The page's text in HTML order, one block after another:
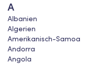
A
Albanien
Algerien
Amerikanisch-Samoa
Andorra
Angola